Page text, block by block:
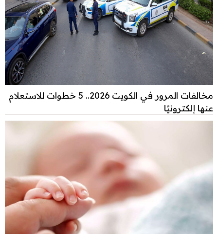
مخالفات المرور في الكويت 2026.. 5 خطوات للاستعلام
عنها إلكترونيًا